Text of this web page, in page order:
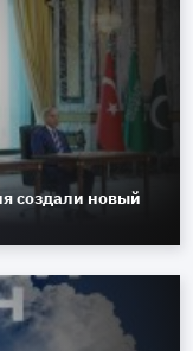
создали новый